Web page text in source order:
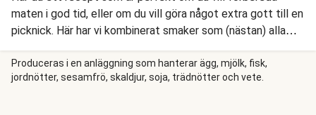
maten i god tid, eller om du vill göra något extra gott till en
picknick. Här har vi kombinerat smaker som (nästan) alla
älskar. Ljuvligt bröd med persiljesmak. Knaprig bacon,
krispig sallad, stekta champinjoner och syrlig äpple.
Produceras i en anläggning som hanterar ägg, mjölk, fisk,
jordnötter, sesamfrö, skaldjur, soja, trädnötter och vete.